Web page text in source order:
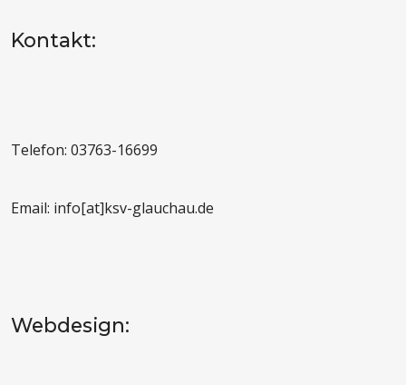
Kontakt:
Telefon: 03763-16699
Email: info[at]ksv-glauchau.de
Webdesign: